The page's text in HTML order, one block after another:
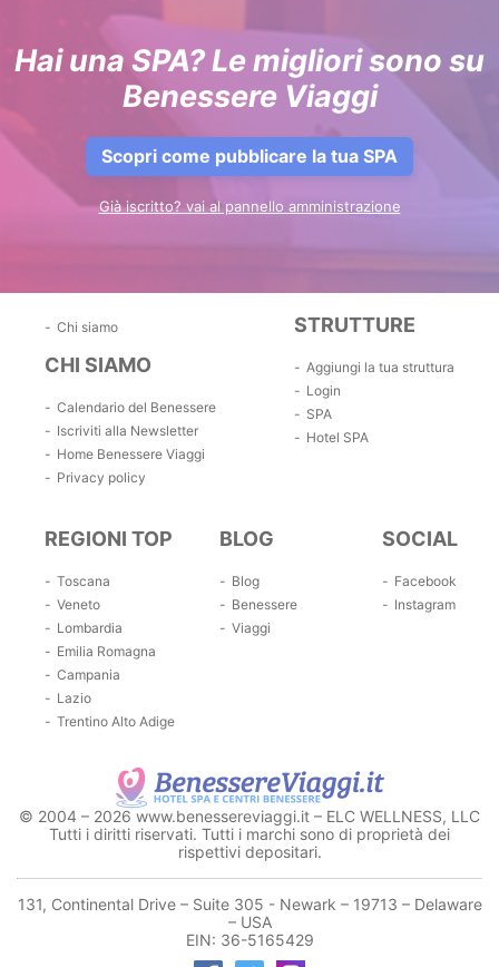
Hai una SPA? Le migliori sono su
Benessere Viaggi
Scopri come pubblicare la tua SPA
Già iscritto? vai al pannello amministrazione
Chi siamo
CHI SIAMO
Calendario del Benessere
Iscriviti alla Newsletter
Home Benessere Viaggi
Privacy policy
STRUTTURE
Aggiungi la tua struttura
Login
SPA
Hotel SPA
REGIONI TOP
Toscana
Veneto
Lombardia
Emilia Romagna
Campania
Lazio
Trentino Alto Adige
BLOG
Blog
Benessere
Viaggi
SOCIAL
Facebook
Instagram
© 2004 – 2026 www.benessereviaggi.it – ELC WELLNESS, LLC
Tutti i diritti riservati. Tutti i marchi sono di proprietà dei
rispettivi depositari.
131, Continental Drive – Suite 305 - Newark – 19713 – Delaware
– USA
EIN: 36-5165429